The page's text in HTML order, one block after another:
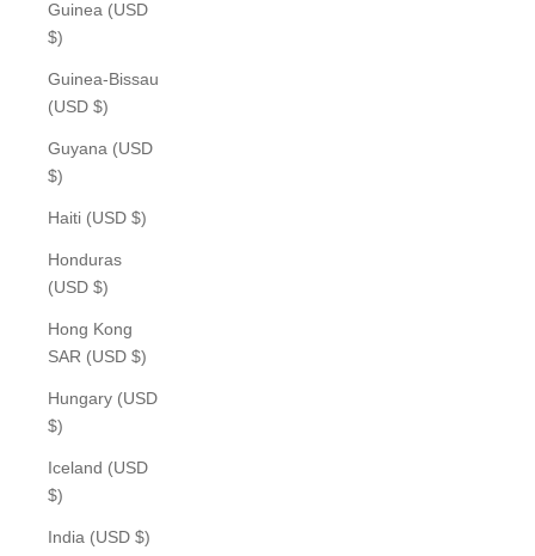
Guinea (USD
$)
Guinea-Bissau
(USD $)
Guyana (USD
$)
Haiti (USD $)
Honduras
(USD $)
Hong Kong
SAR (USD $)
Hungary (USD
$)
Iceland (USD
$)
India (USD $)